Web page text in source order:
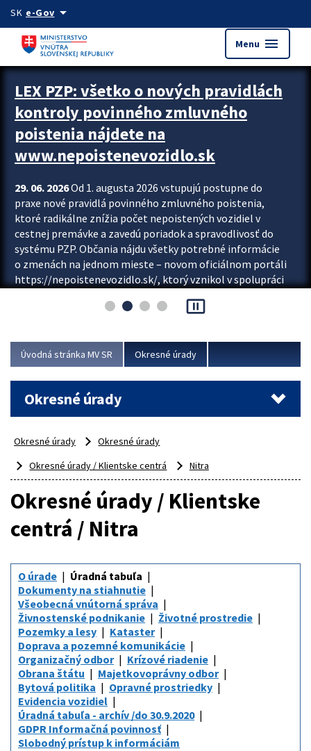
Preskocit na hlavný obsah
SK e-Govarrow_drop_down
Menu menu
Zastavit automatický posun upútavok
LEX PZP: všetko o nových pravidlách
kontroly povinného zmluvného
poistenia nájdete na
www.nepoistenevozidlo.sk
29. 06. 2026Od 1. augusta 2026 vstupujú postupne do
praxe nové pravidlá povinného zmluvného poistenia,
ktoré radikálne znížia počet nepoistených vozidiel v
cestnej premávke a zavedú poriadok a spravodlivosť do
systému PZP. Občania nájdu všetky potrebné informácie
o zmenách na jednom mieste – novom oficiálnom portáli
https://nepoistenevozidlo.sk/, ktorý vznikol v spolupráci
asociácie poisťovní (SLASPO) a Ministerstva vnútra SR.
Viac
pause_presentation
Úvodná stránka MV SR Okresné úrady
Okresné úrady
Okresné úrady
Okresné úrady
Okresné úrady / Klientske centrá
Nitra
Okresné úrady / Klientske
centrá / Nitra
O úrade
Úradná tabuľa
Dokumenty na stiahnutie
Všeobecná vnútorná správa
Živnostenské podnikanie
Životné prostredie
Pozemky a lesy
Kataster
Doprava a pozemné komunikácie
Organizačný odbor
Krízové riadenie
Obrana štátu
Majetkovoprávny odbor
Bytová politika
Opravné prostriedky
Evidencia vozidiel
Úradná tabuľa - archív /do 30.9.2020
GDPR Informačná povinnosť
Slobodný prístup k informáciám